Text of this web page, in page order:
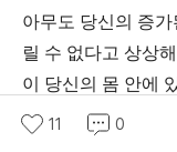
아무도 당신의 증
릴 수 없다고 상상
이 당신의 몸 안에
인다고 상상해봅시
11 0